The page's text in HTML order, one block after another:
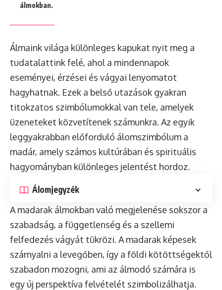
álmokban.
Álmaink világa különleges kapukat nyit meg a
tudatalattink felé, ahol a mindennapok
eseményei, érzései és vágyai lenyomatot
hagyhatnak. Ezek a belső utazások gyakran
titokzatos szimbólumokkal van tele, amelyek
üzeneteket közvetítenek számunkra. Az egyik
leggyakrabban előforduló álomszimbólum a
madár, amely számos kultúrában és spirituális
hagyományban különleges jelentést hordoz.
Álomjegyzék
A madarak álmokban való megjelenése sokszor a
szabadság, a függetlenség és a szellemi
felfedezés vágyát tükrözi. A madarak képesek
szárnyalni a levegőben, így a földi kötöttségektől
szabadon mozogni, ami az álmodó számára is
egy új perspektíva felvételét szimbolizálhatja.